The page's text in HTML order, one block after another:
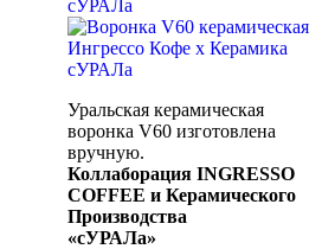
сУРАЛа
Уральская керамическая
воронка V60 изготовлена
вручную.
Коллаборация INGRESSO
COFFEE и Керамического
Производства
«сУРАЛа»